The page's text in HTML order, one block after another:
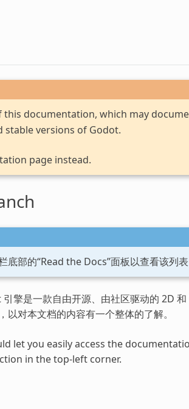
this documentation, which may
stable versions of Godot.
page instead.
部的“Read the Docs”面板以查看该列表
擎是一款自由开源、由社区驱动的 2D
以对本文档的内容有一个整体的了解。
let you easily access the
in the top-left corner.